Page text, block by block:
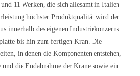
und 11 Werken, die sich allesamt in Italien
höchster Produktqualität wird der
innerhalb des eigenen Industriekonzerns
bis hin zum fertigen Kran. Die
in denen die Komponenten entstehen,
die Endabnahme der Krane sowie ein